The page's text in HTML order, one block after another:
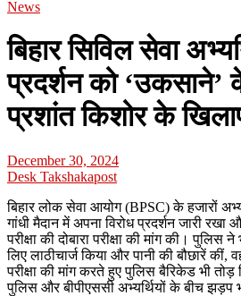
News
बिहार सिविल सेवा
प्रदर्शन को ‘उकसाने’
प्रशांत किशोर के
December 30, 2024
Desk Takshakapost
बिहार लोक सेवा आयोग (BPSC) के हजारों
गांधी मैदान में अपना विरोध प्रदर्शन जारी रखा
परीक्षा की दोबारा परीक्षा की मांग की।
लिए लाठीचार्ज किया और पानी की बौछारें कीं,
परीक्षा की मांग करते हुए पुलिस बैरिकेड भी तोड़
पुलिस और बीपीएससी अभ्यर्थियों के बीच झड़प